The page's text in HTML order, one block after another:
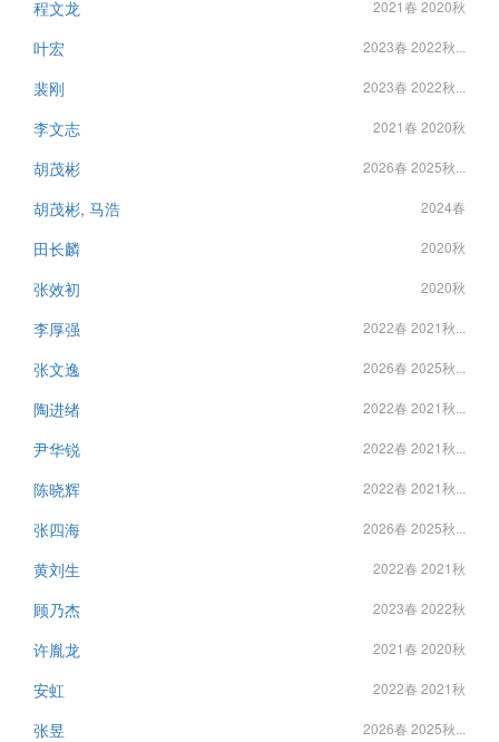
程文龙 2021春 2020秋
叶宏 2023春 2022秋...
裴刚 2023春 2022秋...
李文志 2021春 2020秋
胡茂彬 2026春 2025秋...
胡茂彬, 马浩 2024春
田长麟 2020秋
张效初 2020秋
李厚强 2022春 2021秋...
张文逸 2026春 2025秋...
陶进绪 2022春 2021秋...
尹华锐 2022春 2021秋...
陈晓辉 2022春 2021秋...
张四海 2026春 2025秋...
黄刘生 2022春 2021秋
顾乃杰 2023春 2022秋
许胤龙 2021春 2020秋
安虹 2022春 2021秋
张昱 2026春 2025秋...